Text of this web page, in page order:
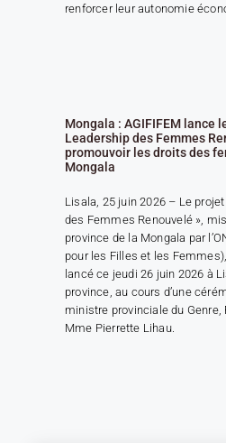
renforcer leur autonomie
Mongala : AGIFIFEM lance
Leadership des Femmes
promouvoir les droits des
Mongala
Lisala, 25 juin 2026 – Le
des Femmes Renouvelé »,
province de la Mongala par
pour les Filles et les
lancé ce jeudi 26 juin 2026 à
province, au cours d’une
ministre provinciale du Genre,
Mme Pierrette Lihau.